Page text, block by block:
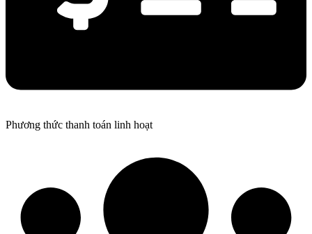
Phương thức thanh toán linh hoạt